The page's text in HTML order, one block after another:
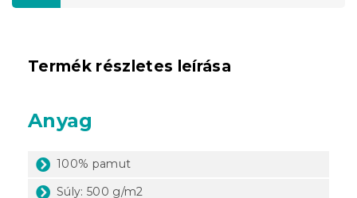
Termék részletes leírása
Anyag
100% pamut
Súly: 500 g/m2